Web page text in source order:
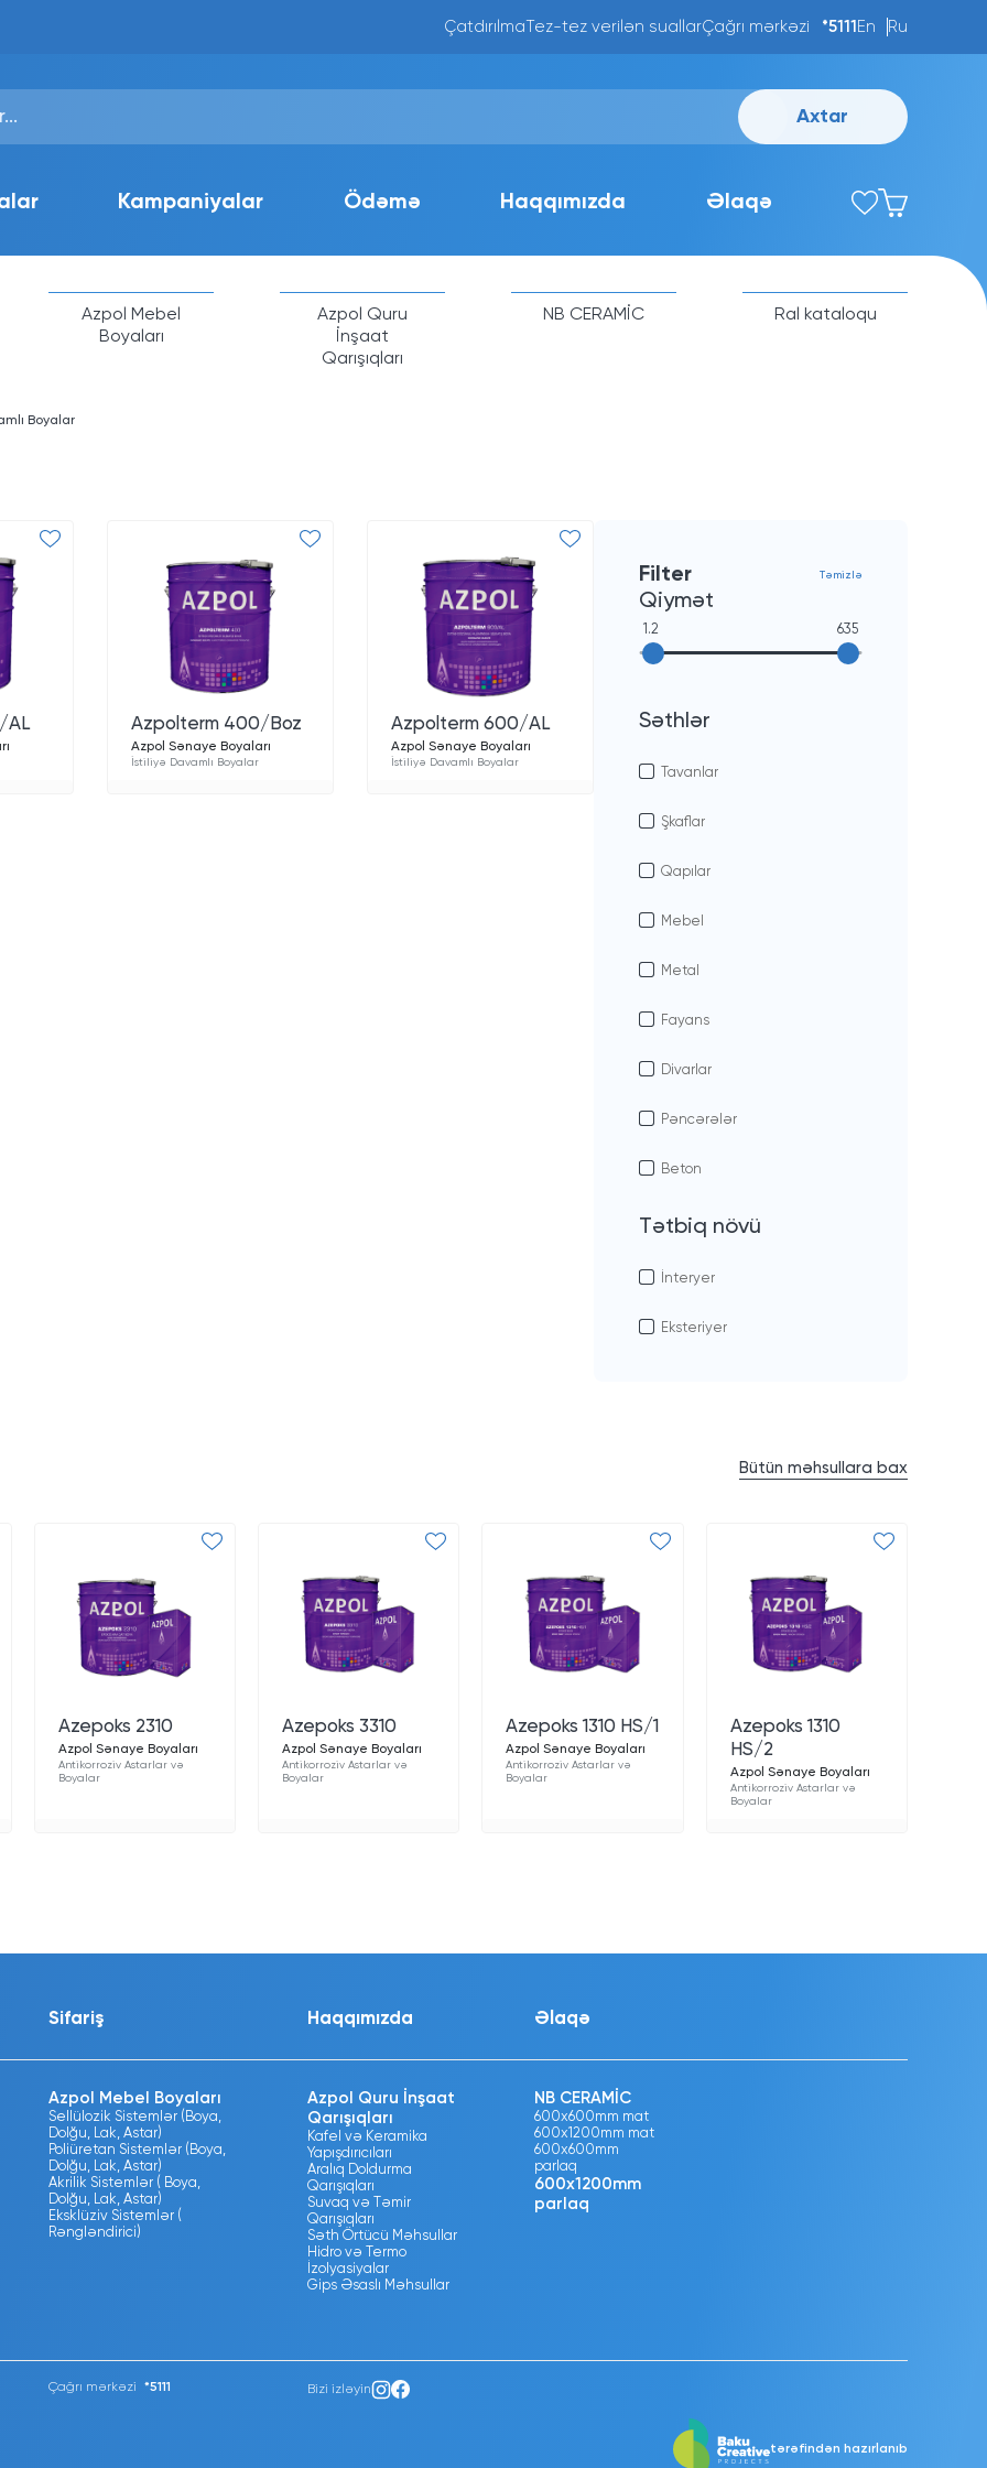
Çatdırılma Tez-tez verilən suallarÇağrı mərkəzi *5111 En Ru
Axtar
Kampaniyalar Ödəmə Haqqımızda Əlaqə
Azpol Mebel
Boyaları
Azpol Quru
İnşaat
Qarışıqları
NB CERAMİC Ral kataloqu
Boyalar
AL Azpolterm 400/Boz
Azpol Sənaye Boyaları
İstiliyə Davamlı Boyalar
Azpolterm 600/AL
Azpol Sənaye Boyaları
İstiliyə Davamlı Boyalar
Filter Təmizlə
Qiymət
1.2 635
Səthlər
Tavanlar
Şkaflar
Qapılar
Mebel
Metal
Fayans
Divarlar
Pəncərələr
Beton
Tətbiq növü
İnteryer
Eksteriyer
Bütün məhsullara bax
Azepoks 2310
Azpol Sənaye Boyaları
Antikorroziv Astarlar və
Boyalar
Azepoks 3310
Azpol Sənaye Boyaları
Antikorroziv Astarlar və
Boyalar
Azepoks 1310 HS/1
Azpol Sənaye Boyaları
Antikorroziv Astarlar və
Boyalar
Azepoks 1310
HS/2
Azpol Sənaye Boyaları
Antikorroziv Astarlar və
Boyalar
Sifariş Haqqımızda Əlaqə
Azpol Mebel Boyaları
Sellülozik Sistemlər (Boya,
Dolğu, Lak, Astar)
Poliüretan Sistemlər (Boya,
Dolğu, Lak, Astar)
Akrilik Sistemlər ( Boya,
Dolğu, Lak, Astar)
Eksklüziv Sistemlər (
Rəngləndirici)
Azpol Quru İnşaat
Qarışıqları
Kafel və Keramika
Yapışdırıcıları
Aralıq Doldurma
Qarışıqları
Suvaq və Təmir
Qarışıqları
Səth Örtücü Məhsullar
Hidro və Termo
İzolyasiyalar
Gips Əsaslı Məhsullar
NB CERAMİC
600x600mm mat
600x1200mm mat
600x600mm
parlaq
600x1200mm
parlaq
Çağrı mərkəzi *5111 Bizi izləyin
tərəfindən hazırlanıb